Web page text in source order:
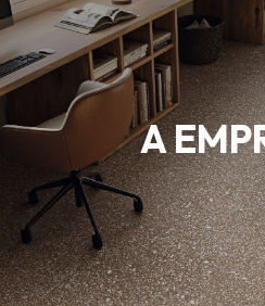
A